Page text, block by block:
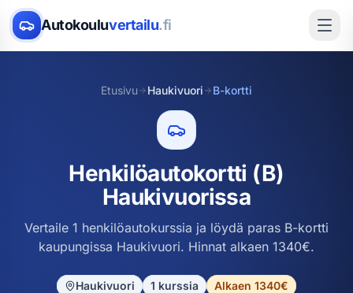
Autokouluvertailu.fi
Etusivu Haukivuori B-kortti
Henkilöautokortti (B)
Haukivuorissa
Vertaile 1 henkilöautokurssia ja löydä paras B-kortti
kaupungissa Haukivuori. Hinnat alkaen 1340€.
Haukivuori 1 kurssia Alkaen 1340€